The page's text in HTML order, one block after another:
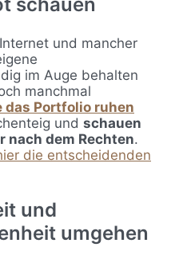
und mancher
im Auge behalten
manchmal
das Portfolio ruhen
und schauen
nach dem Rechten.
die entscheidenden
und
umgehen